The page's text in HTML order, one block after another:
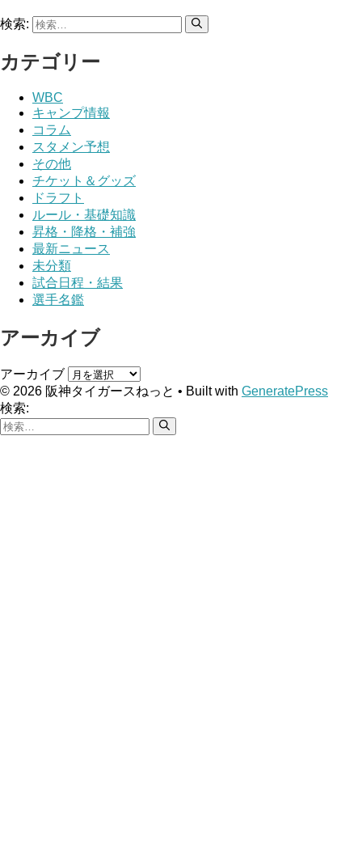
検索:
カテゴリー
WBC
キャンプ情報
コラム
スタメン予想
その他
チケット＆グッズ
ドラフト
ルール・基礎知識
昇格・降格・補強
最新ニュース
未分類
試合日程・結果
選手名鑑
アーカイブ
アーカイブ
© 2026 阪神タイガースねっと • Built with GeneratePress
検索: